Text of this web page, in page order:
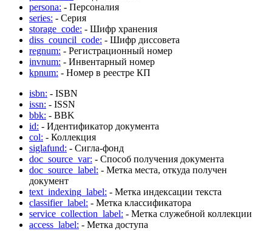
persona: - Персоналия
series: - Серия
storage_code: - Шифр хранения
diss_council_code: - Шифр диссовета
regnum: - Регистрационный номер
invnum: - Инвентарный номер
kpnum: - Номер в реестре КП
isbn: - ISBN
issn: - ISSN
bbk: - BBK
id: - Идентификатор документа
col: - Коллекция
siglafund: - Сигла-фонд
doc_source_var: - Способ получения документа
doc_source_label: - Метка места, откуда получен
документ
text_indexing_label: - Метка индексации текста
classifier_label: - Метка классификатора
service_collection_label: - Метка служебной коллекции
access_label: - Метка доступа